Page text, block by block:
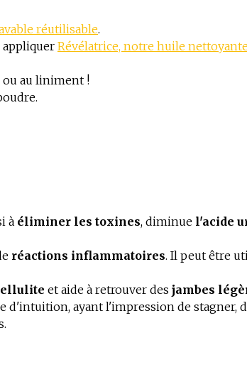
réutilisable.
appliquer Révélatrice, notre huile
ou au liniment !
à éliminer les toxines, diminue l'acide
réactions inflammatoires. Il peut être
et aide à retrouver des jambes
d'intuition, ayant l'impression de stagner,